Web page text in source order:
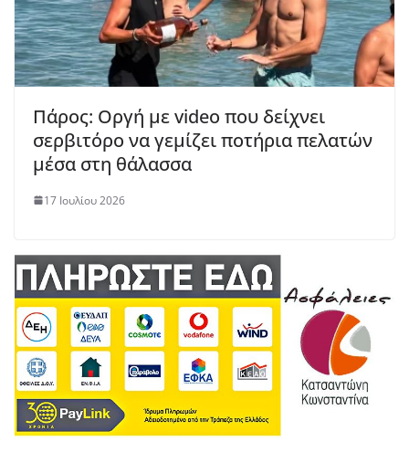
Πάρος: Οργή με video που δείχνει
σερβιτόρο να γεμίζει ποτήρια πελατών
μέσα στη θάλασσα
17 Ιουλίου 2026